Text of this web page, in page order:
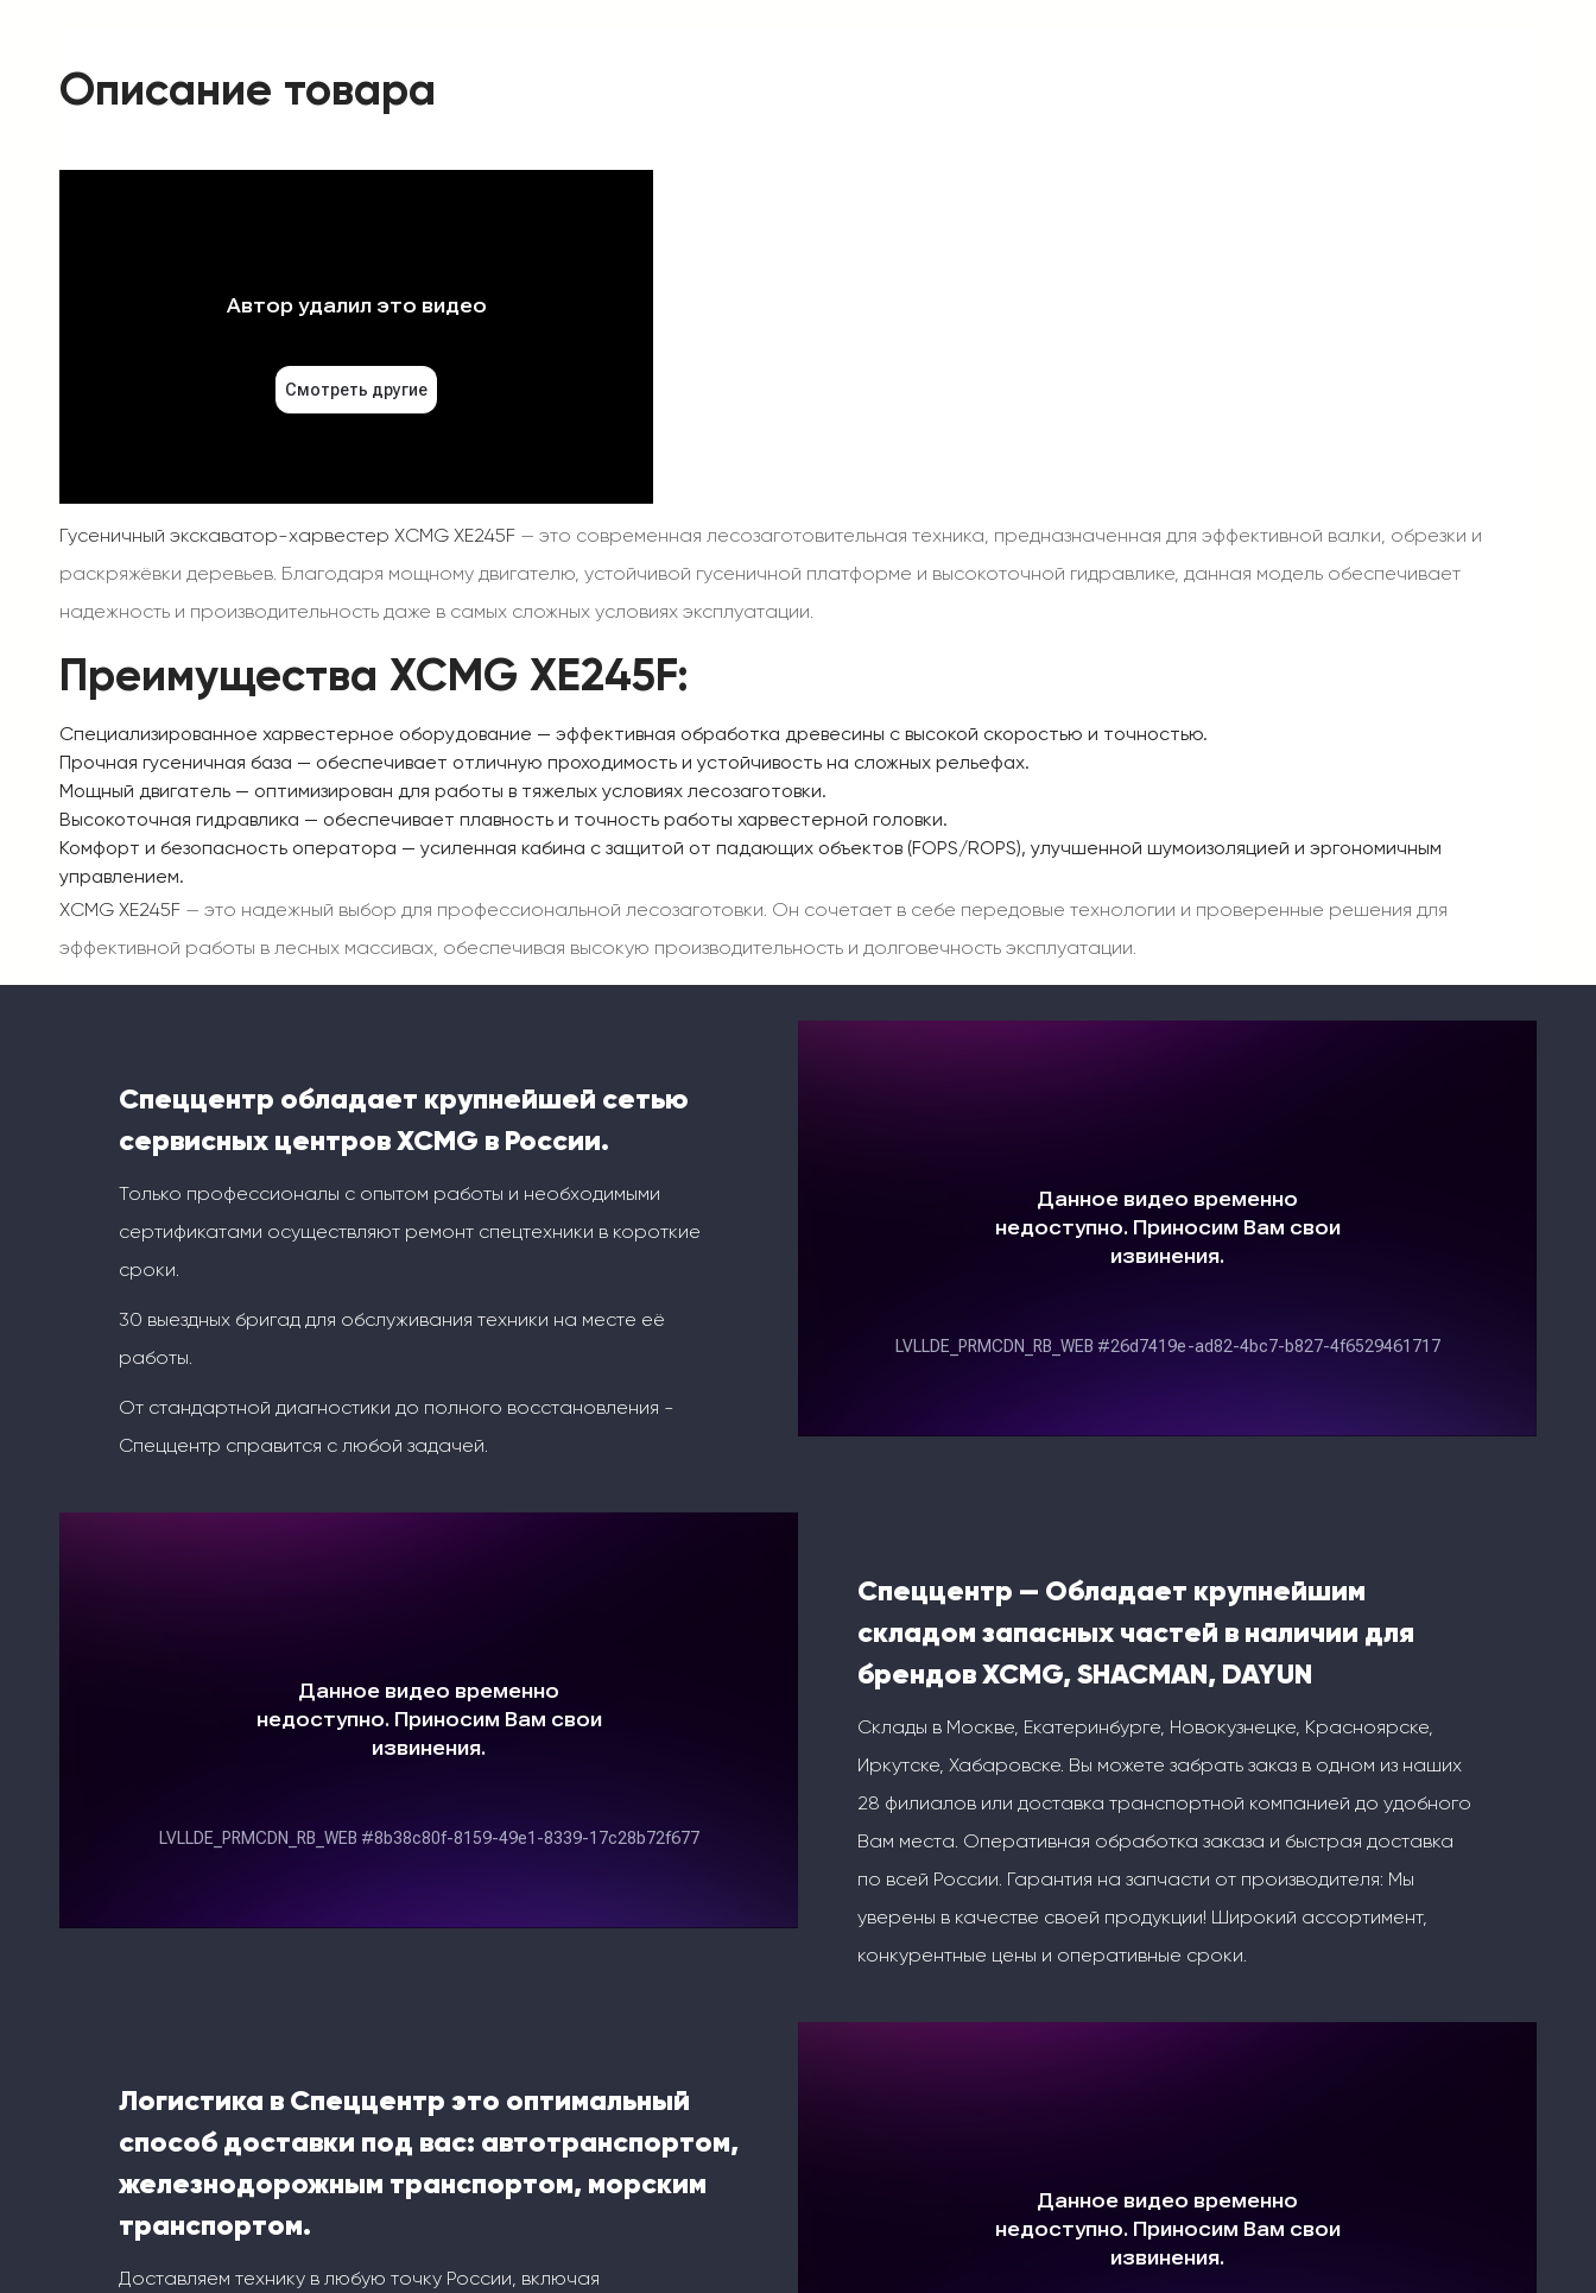
Описание товара
Гусеничный экскаватор-харвестер XCMG XE245F — это современная лесозаготовительная техника, предназначенная для эффективной валки, обрезки и
раскряжёвки деревьев. Благодаря мощному двигателю, устойчивой гусеничной платформе и высокоточной гидравлике, данная модель обеспечивает
надежность и производительность даже в самых сложных условиях эксплуатации.
Преимущества XCMG XE245F:
Специализированное харвестерное оборудование — эффективная обработка древесины с высокой скоростью и точностью.
Прочная гусеничная база — обеспечивает отличную проходимость и устойчивость на сложных рельефах.
Мощный двигатель — оптимизирован для работы в тяжелых условиях лесозаготовки.
Высокоточная гидравлика — обеспечивает плавность и точность работы харвестерной головки.
Комфорт и безопасность оператора — усиленная кабина с защитой от падающих объектов (FOPS/ROPS), улучшенной шумоизоляцией и эргономичным
управлением.
XCMG XE245F — это надежный выбор для профессиональной лесозаготовки. Он сочетает в себе передовые технологии и проверенные решения для
эффективной работы в лесных массивах, обеспечивая высокую производительность и долговечность эксплуатации.
Спеццентр обладает крупнейшей сетью
сервисных центров XCMG в России.
Только профессионалы с опытом работы и необходимыми
сертификатами осуществляют ремонт спецтехники в короткие
сроки.
30 выездных бригад для обслуживания техники на месте её
работы.
От стандартной диагностики до полного восстановления -
Спеццентр справится с любой задачей.
Спеццентр — Обладает крупнейшим
складом запасных частей в наличии для
брендов XCMG, SHACMAN, DAYUN
Склады в Москве, Екатеринбурге, Новокузнецке, Красноярске,
Иркутске, Хабаровске. Вы можете забрать заказ в одном из наших
28 филиалов или доставка транспортной компанией до удобного
Вам места. Оперативная обработка заказа и быстрая доставка
по всей России. Гарантия на запчасти от производителя: Мы
уверены в качестве своей продукции! Широкий ассортимент,
конкурентные цены и оперативные сроки.
Логистика в Спеццентр это оптимальный
способ доставки под вас: автотранспортом,
железнодорожным транспортом, морским
транспортом.
Доставляем технику в любую точку России, включая